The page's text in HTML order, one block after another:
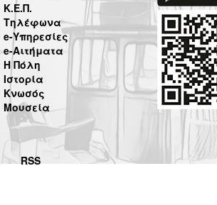
Κ.Ε.Π.
Τηλέφωνα
e-Υπηρεσίες
e-Αιτήματα
Η Πόλη
Ιστορία
Κνωσός
Μουσεία
RSS